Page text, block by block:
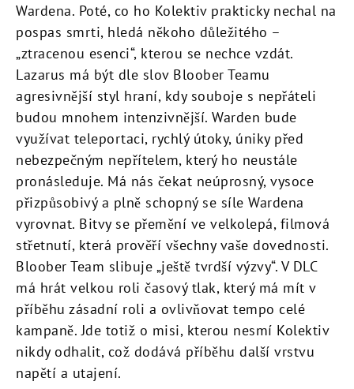
Wardena. Poté, co ho Kolektiv prakticky nechal na
pospas smrti, hledá někoho důležitého –
„ztracenou esenci“, kterou se nechce vzdát.
Lazarus má být dle slov Bloober Teamu
agresivnější styl hraní, kdy souboje s nepřáteli
budou mnohem intenzivnější. Warden bude
využívat teleportaci, rychlý útoky, úniky před
nebezpečným nepřítelem, který ho neustále
pronásleduje. Má nás čekat neúprosný, vysoce
přizpůsobivý a plně schopný se síle Wardena
vyrovnat. Bitvy se přemění ve velkolepá, filmová
střetnutí, která prověří všechny vaše dovednosti.
Bloober Team slibuje „ještě tvrdší výzvy“. V DLC
má hrát velkou roli časový tlak, který má mít v
příběhu zásadní roli a ovlivňovat tempo celé
kampaně. Jde totiž o misi, kterou nesmí Kolektiv
nikdy odhalit, což dodává příběhu další vrstvu
napětí a utajení.